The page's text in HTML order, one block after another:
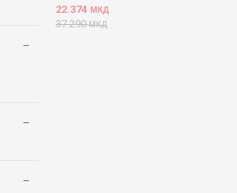
22.374 МКД
37.290МКД